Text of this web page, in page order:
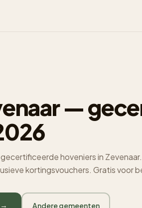
—
hoveniers in
kortingsvouchers. Gratis voor
Andere gemeenten